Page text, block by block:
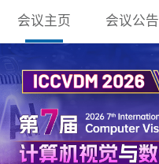
会议主页 会议公告